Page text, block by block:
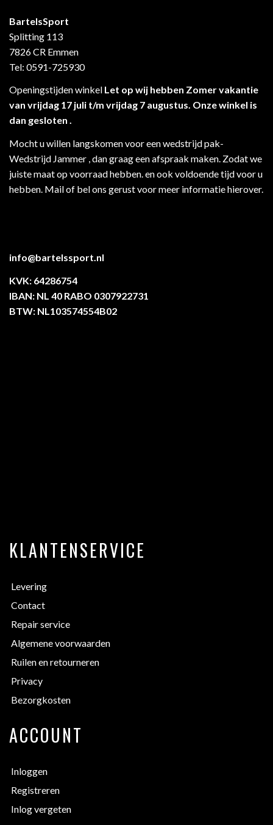
BartelsSport
Splitting 113
7826 CR Emmen
Tel: 0591-725930
Openingstijden winkel Let op wij hebben Zomer vakantie
van vrijdag 17 juli t/m vrijdag 7 augustus. Onze winkel is
dan gesloten .
Mocht u willen langskomen voor een wedstrijd pak-
Wedstrijd Jammer , dan graag een afspraak maken. Zodat we
juiste maat op voorraad hebben. en ook voldoende tijd voor u
hebben. Mail of bel ons gerust voor meer informatie hierover.
info@bartelssport.nl
KVK: 64286754
IBAN: NL 40 RABO 0307922731
BTW: NL103574554B02
KLANTENSERVICE
Levering
Contact
Repair service
Algemene voorwaarden
Ruilen en retourneren
Privacy
Bezorgkosten
ACCOUNT
Inloggen
Registreren
Inlog vergeten